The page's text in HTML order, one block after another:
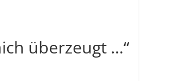
überzeugt …“